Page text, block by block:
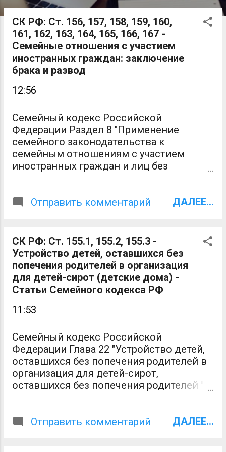
о
щ
и
СК РФ: Ст. 156, 157, 158, 159, 160,
161, 162, 163, 164, 165, 166, 167 -
Семейные отношения с участием
иностранных граждан: заключение
брака и развод
12:56
Семейный кодекс Российской
Федерации Раздел 8 "Применение
семейного законодательства к
семейным отношениям с участием
иностранных граждан и лиц без
Российской Федерации 1. Форма и
определяются законодательством
Российской Федерации. 2. Условия
заключения брака на территории
Российской Федерации определяются
для каждого из лиц, вступающих в брак,
гражданином которого лицо является в
соблюдением требований статьи 14
настоящего Кодекса в отношении
обстоятельств, препятствующих
заключению брака. 3. Если лицо наряду с
гражданством иностранного
заключения брака применяется
Отправить комментарий ДАЛЕЕ...
СК РФ: Ст. 155.1, 155.2, 155.3 -
Устройство детей, оставшихся без
попечения родителей в организация
для детей-сирот (детские дома) -
Статьи Семейного кодекса РФ
11:53
Семейный кодекс Российской
Федерации Глава 22 "Устройство детей,
оставшихся без попечения родителей в
организация для детей-сирот,
оставшихся без попечения родителей "
организации для детей-сирот и детей,
Отправить комментарий ДАЛЕЕ...